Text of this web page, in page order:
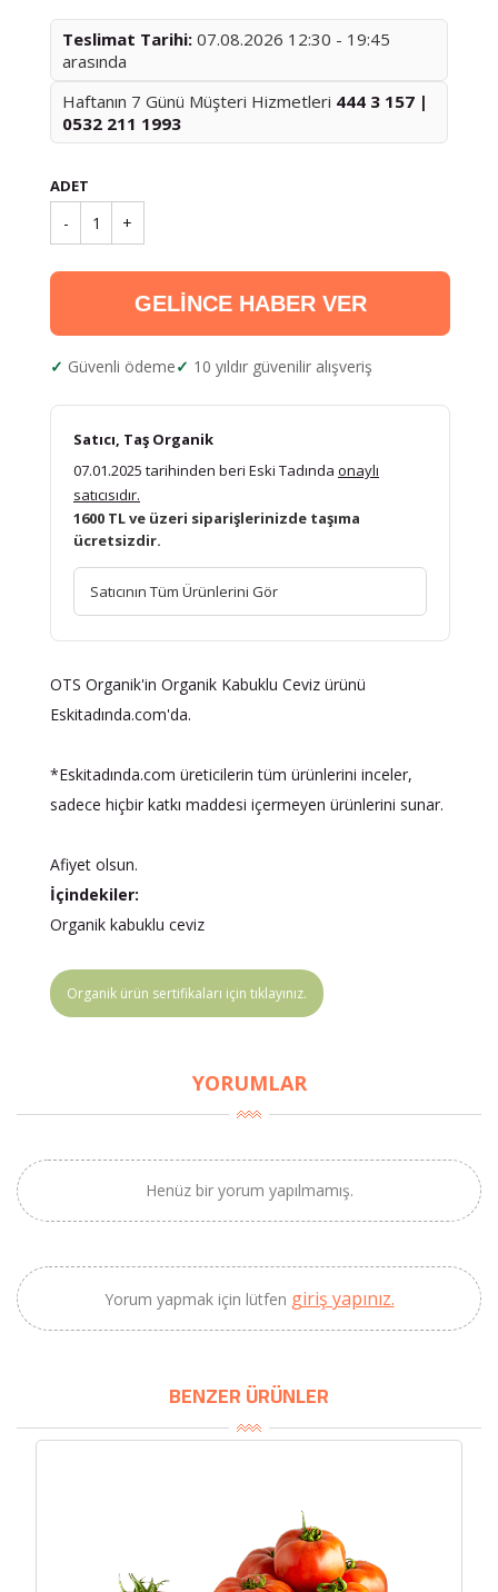
Teslimat Tarihi: 07.08.2026 12:30 - 19:45
arasında
Haftanın 7 Günü Müşteri Hizmetleri 444 3 157 |
0532 211 1993
ADET
- 1 +
GELİNCE HABER VER
Güvenli ödeme 10 yıldır güvenilir alışveriş
Satıcı, Taş Organik
07.01.2025 tarihinden beri Eski Tadında onaylı
satıcısıdır.
1600 TL ve üzeri siparişlerinizde taşıma
ücretsizdir.
Satıcının Tüm Ürünlerini Gör
OTS Organik'in Organik Kabuklu Ceviz ürünü
Eskitadında.com'da.
*Eskitadında.com üreticilerin tüm ürünlerini inceler,
sadece hiçbir katkı maddesi içermeyen ürünlerini sunar.
Afiyet olsun.
İçindekiler:
Organik kabuklu ceviz
Organik ürün sertifikaları için tıklayınız.
YORUMLAR
Henüz bir yorum yapılmamış.
Yorum yapmak için lütfen giriş yapınız.
BENZER ÜRÜNLER
×
BU HAFTANIN PLANLI İNDİRİMİ
2100,00 TL
(2025 Yeni Hasat,
Güney Ege, 5 Litre) -
AtcaNova
SEPETE EKLE